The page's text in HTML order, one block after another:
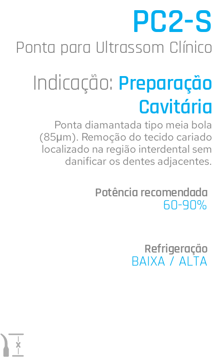
PC2-S
Ponta para Ultrassom Clínico
Indicação: Preparação
Cavitária
Ponta diamantada tipo meia bola
(85μm). Remoção do tecido cariado
localizado na região interdental sem
danificar os dentes adjacentes.
Potência recomendada
60-90%
Refrigeração
BAIXA / ALTA